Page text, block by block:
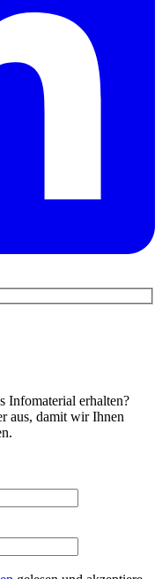
Infomaterial erhalten?
aus, damit wir Ihnen